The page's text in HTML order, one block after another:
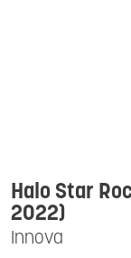
Innova
Halo Star
2022)